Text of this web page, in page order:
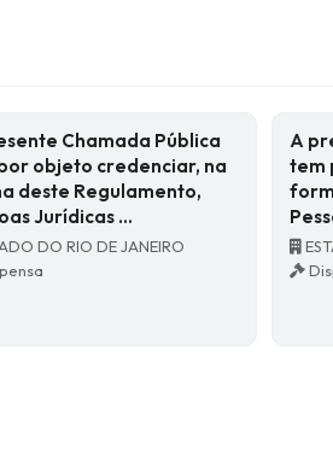
Chamada Pública
objeto credenciar, na
deste Regulamento,
Jurídicas …
DO RIO DE JANEIRO
A
tem